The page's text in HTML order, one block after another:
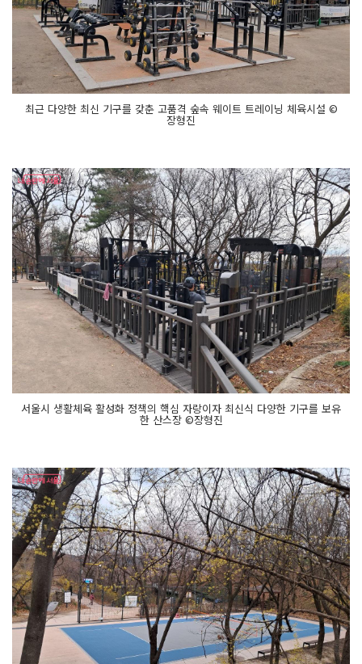
최근 다양한 최신 기구를 갖춘 고품격 숲속 웨이트 트레이닝 체육시설 ©
장형진
서울시 생활체육 활성화 정책의 핵심 자랑이자 최신식 다양한 기구를 보유
한 산스장 ©장형진